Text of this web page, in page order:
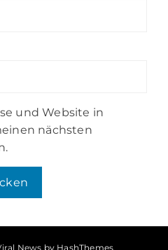
und Website in
nächsten
News by HashThemes